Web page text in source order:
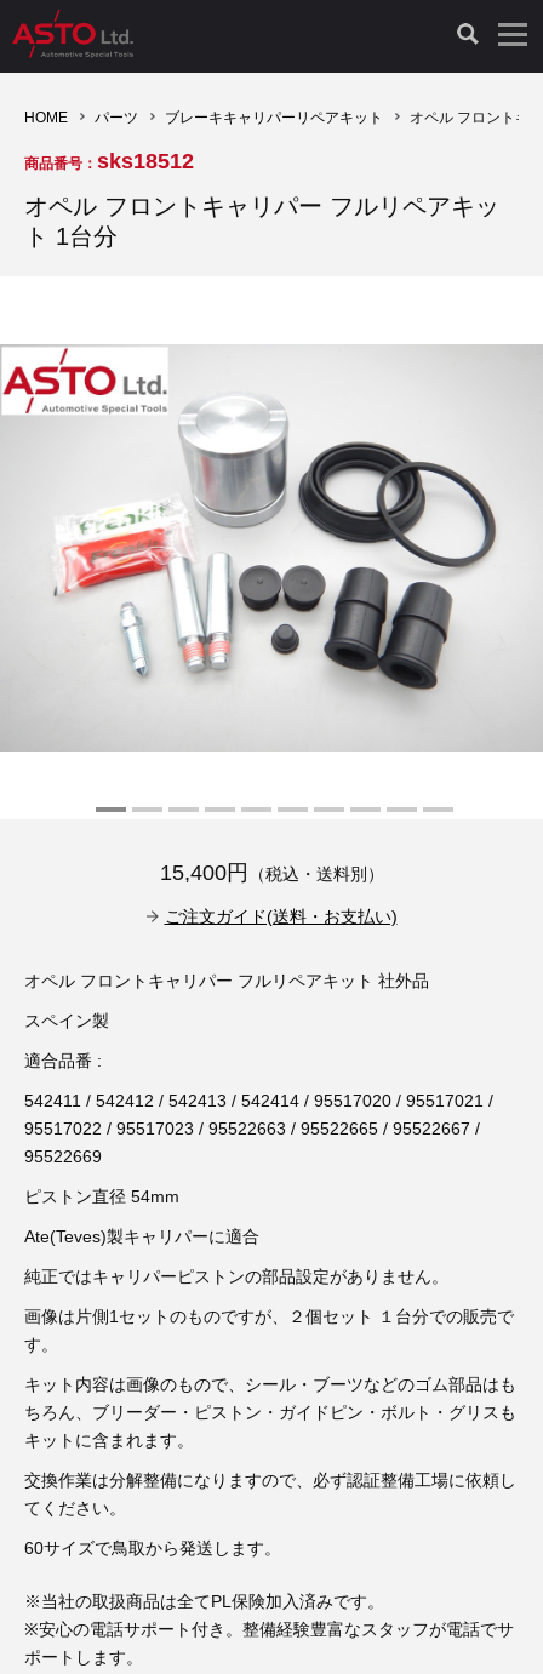
診断機（16）
キープログラマー（4）
ADAS（7）
その他（9）
診断テスター（10）
キープログラマー（20）
スモークテスター（4）
安定化電源ユニット（8）
バッテリーテスター（4）
古い車両用診断テスター（10）
バイク用診断テスター（7）
HCB TOOLS（45）
AST TOOLS（51）
LASER（39）
イタリア/フランス車（27）
イギリス車（23）
アメリカ車（15）
ホイールロック取り外しツール（6）
オシロスコープ（2）
オシロ関連商品（9）
ドイツ車（427）
イタリア/フランス車（145）
アメリカ車（60）
スウェーデン車（45）
ロシア（8）
ブレーキキャリパーリペアキット（368）
ライト関連（6）
現品修理（77）
リビルト品（58）
コントロールユニット初期化（3）
イモビライザーOFF（1）
オシロスコープ（10）
アクセサリー（13）
HOME パーツ ブレーキキャリパーリペアキット オペル フロントキ
商品番号： sks18512
オペル フロントキャリパー フルリペアキッ
ト 1台分
15,400円 （税込・送料別）
ご注文ガイド(送料・お支払い)
オペル フロントキャリパー フルリペアキット 社外品
スペイン製
適合品番 :
542411 / 542412 / 542413 / 542414 / 95517020 / 95517021 /
95517022 / 95517023 / 95522663 / 95522665 / 95522667 /
95522669
ピストン直径 54mm
Ate(Teves)製キャリパーに適合
純正ではキャリパーピストンの部品設定がありません。
画像は片側1セットのものですが、２個セット １台分での販売で
す。
キット内容は画像のもので、シール・ブーツなどのゴム部品はも
ちろん、ブリーダー・ピストン・ガイドピン・ボルト・グリスも
キットに含まれます。
交換作業は分解整備になりますので、必ず認証整備工場に依頼し
てください。
60サイズで鳥取から発送します。
※当社の取扱商品は全てPL保険加入済みです。
※安心の電話サポート付き。整備経験豊富なスタッフが電話でサ
ポートします。